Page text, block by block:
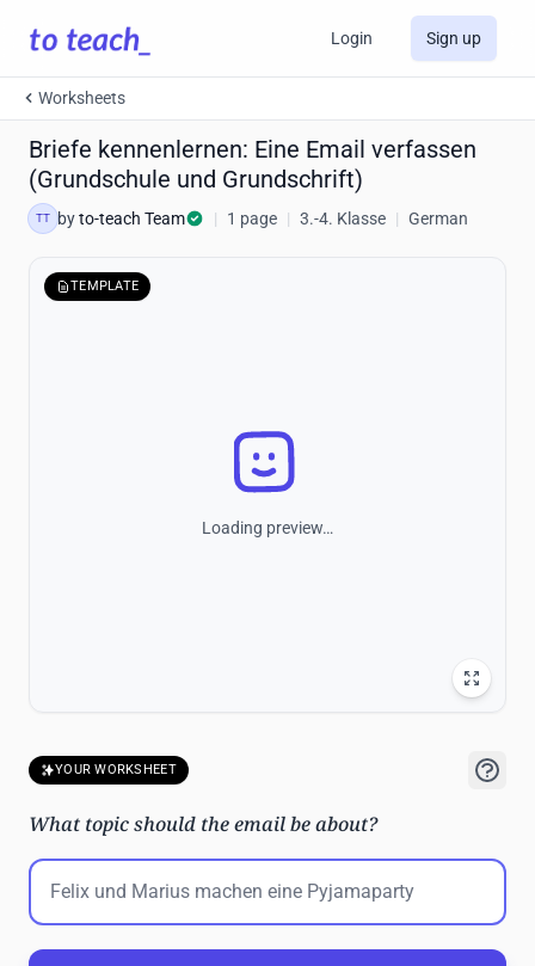
Login Sign up
Worksheets
Briefe kennenlernen: Eine Email verfassen
(Grundschule und Grundschrift)
TT byto-teach Team | 1 page | 3.-4. Klasse | German
TEMPLATE
Loading preview…
YOUR WORKSHEET
What topic should the email be about?